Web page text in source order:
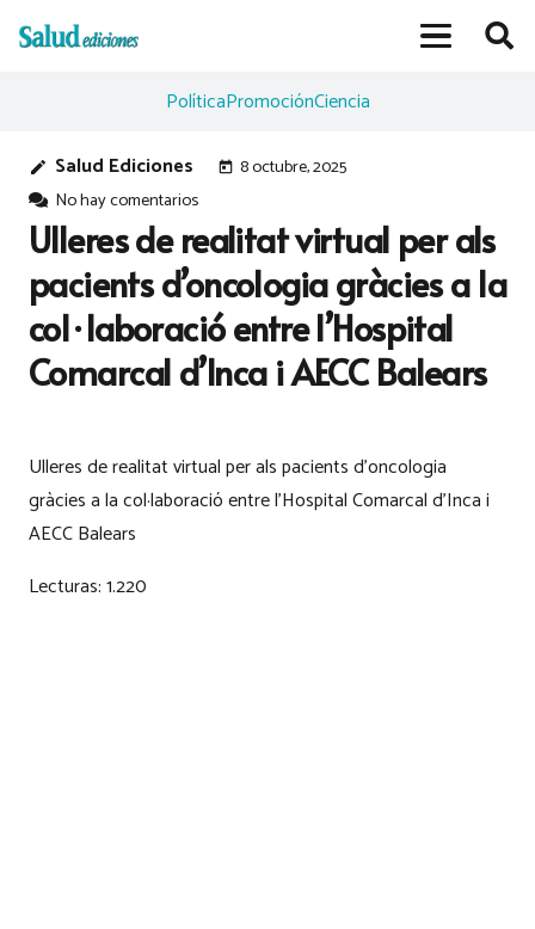
PolíticaPromociónCiencia
edit Salud Ediciones today 8 octubre, 2025
No hay comentarios
Ulleres de realitat virtual per als
pacients d’oncologia gràcies a la
col·laboració entre l’Hospital
Comarcal d’Inca i AECC Balears
Ulleres de realitat virtual per als pacients d’oncologia
gràcies a la col·laboració entre l’Hospital Comarcal d’Inca i
AECC Balears
Lecturas:1.220